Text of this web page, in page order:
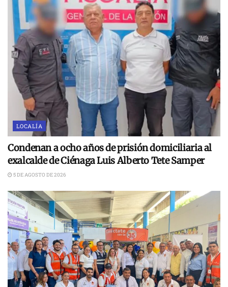
LOCALÍA
Condenan a ocho años de prisión domiciliaria al
exalcalde de Ciénaga Luis Alberto Tete Samper
5 DE AGOSTO DE 2026